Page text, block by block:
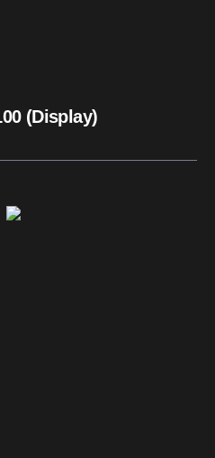
(Display)